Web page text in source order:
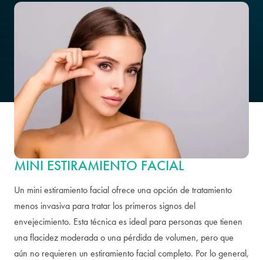
MINI ESTIRAMIENTO FACIAL
Un mini estiramiento facial ofrece una opción de tratamiento
menos invasiva para tratar los primeros signos del
envejecimiento. Esta técnica es ideal para personas que tienen
una flacidez moderada o una pérdida de volumen, pero que
aún no requieren un estiramiento facial completo. Por lo general,